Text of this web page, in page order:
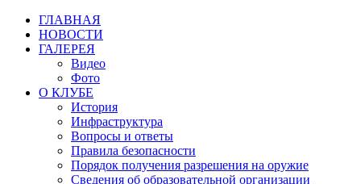
ГЛАВНАЯ
НОВОСТИ
ГАЛЕРЕЯ
Видео
Фото
О КЛУБЕ
История
Инфраструктура
Вопросы и ответы
Правила безопасности
Порядок получения разрешения на оружие
Сведения об образовательной организации